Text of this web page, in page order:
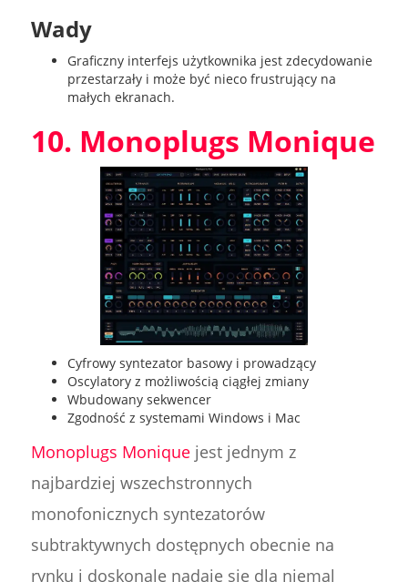
Wady
Graficzny interfejs użytkownika jest zdecydowanie
przestarzały i może być nieco frustrujący na
małych ekranach.
10. Monoplugs Monique
Cyfrowy syntezator basowy i prowadzący
Oscylatory z możliwością ciągłej zmiany
Wbudowany sekwencer
Zgodność z systemami Windows i Mac
Monoplugs Moniquejest jednym z
najbardziej wszechstronnych
monofonicznych syntezatorów
subtraktywnych dostępnych obecnie na
rynku i doskonale nadaje się dla niemal